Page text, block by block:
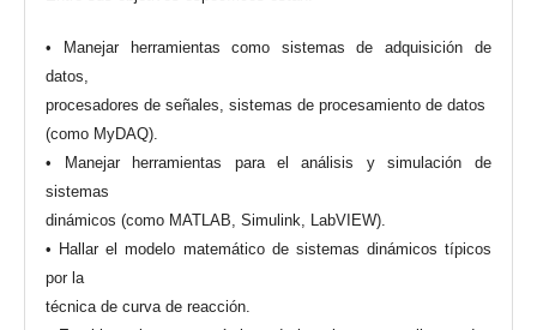
• Manejar herramientas como sistemas de adquisición de
datos,
procesadores de señales, sistemas de procesamiento de datos
(como MyDAQ).
• Manejar herramientas para el análisis y simulación de
sistemas
dinámicos (como MATLAB, Simulink, LabVIEW).
• Hallar el modelo matemático de sistemas dinámicos típicos
por la
técnica de curva de reacción.